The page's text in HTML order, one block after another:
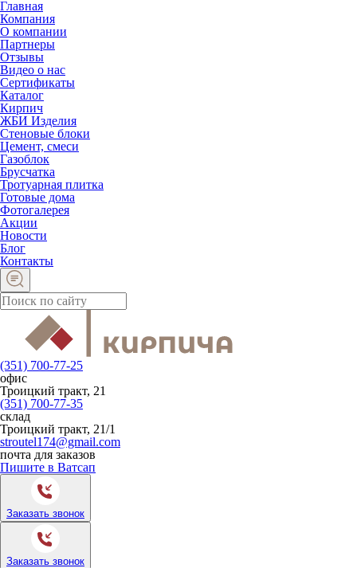
Главная
Компания
О компании
Партнеры
Отзывы
Видео о нас
Сертификаты
Каталог
Кирпич
ЖБИ Изделия
Стеновые блоки
Цемент, смеси
Газоблок
Брусчатка
Тротуарная плитка
Готовые дома
Фотогалерея
Акции
Новости
Блог
Контакты
(351) 700-77-25
офис
Троицкий тракт, 21
(351) 700-77-35
склад
Троицкий тракт, 21/1
stroutel174@gmail.com
почта для заказов
Пишите в Ватсап
Заказать звонок
Заказать звонок